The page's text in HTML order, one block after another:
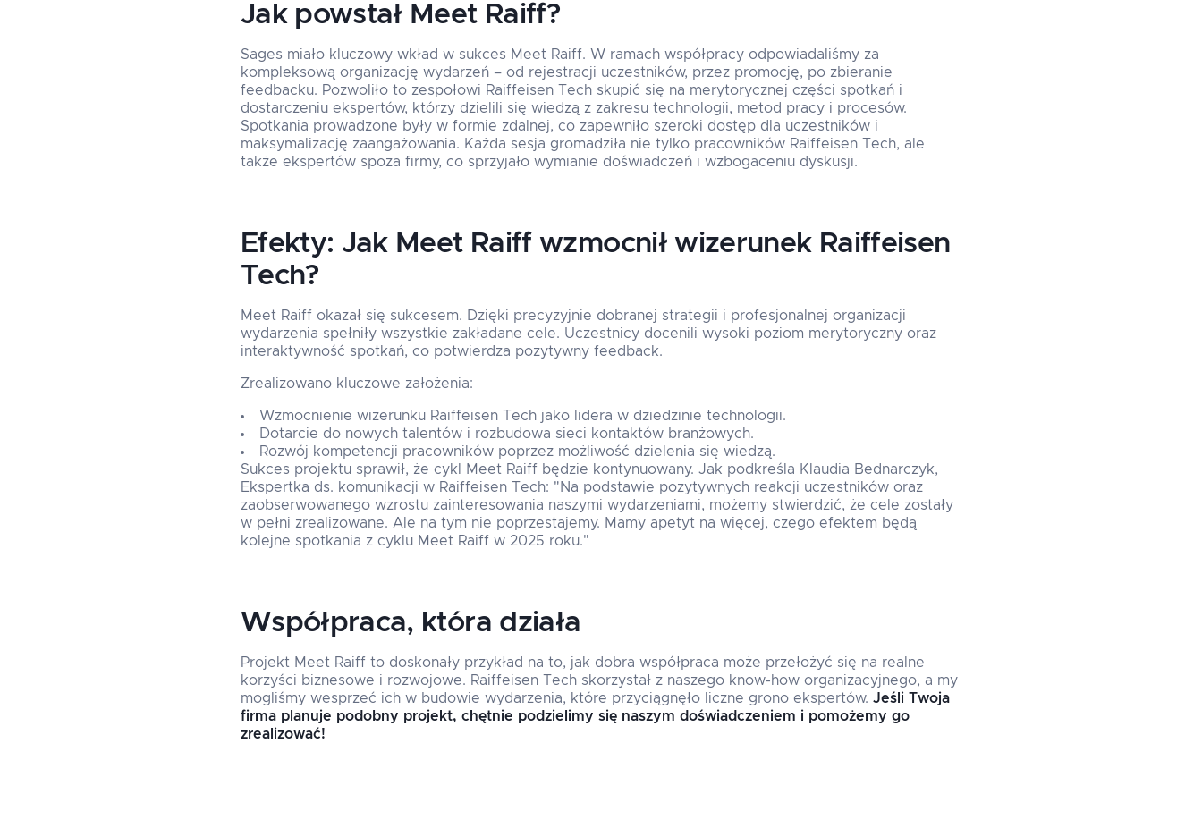
Jak powstał Meet Raiff?
Sages miało kluczowy wkład w sukces Meet Raiff. W ramach współpracy odpowiadaliśmy za
kompleksową organizację wydarzeń – od rejestracji uczestników, przez promocję, po zbieranie
feedbacku. Pozwoliło to zespołowi Raiffeisen Tech skupić się na merytorycznej części spotkań i
dostarczeniu ekspertów, którzy dzielili się wiedzą z zakresu technologii, metod pracy i procesów.
Spotkania prowadzone były w formie zdalnej, co zapewniło szeroki dostęp dla uczestników i
maksymalizację zaangażowania. Każda sesja gromadziła nie tylko pracowników Raiffeisen Tech, ale
także ekspertów spoza firmy, co sprzyjało wymianie doświadczeń i wzbogaceniu dyskusji.
Efekty: Jak Meet Raiff wzmocnił wizerunek Raiffeisen
Tech?
Meet Raiff okazał się sukcesem. Dzięki precyzyjnie dobranej strategii i profesjonalnej organizacji
wydarzenia spełniły wszystkie zakładane cele. Uczestnicy docenili wysoki poziom merytoryczny oraz
interaktywność spotkań, co potwierdza pozytywny feedback.
Zrealizowano kluczowe założenia:
Wzmocnienie wizerunku Raiffeisen Tech jako lidera w dziedzinie technologii.
Dotarcie do nowych talentów i rozbudowa sieci kontaktów branżowych.
Rozwój kompetencji pracowników poprzez możliwość dzielenia się wiedzą.
Sukces projektu sprawił, że cykl Meet Raiff będzie kontynuowany. Jak podkreśla Klaudia Bednarczyk,
Ekspertka ds. komunikacji w Raiffeisen Tech: "Na podstawie pozytywnych reakcji uczestników oraz
zaobserwowanego wzrostu zainteresowania naszymi wydarzeniami, możemy stwierdzić, że cele zostały
w pełni zrealizowane. Ale na tym nie poprzestajemy. Mamy apetyt na więcej, czego efektem będą
kolejne spotkania z cyklu Meet Raiff w 2025 roku."
Współpraca, która działa
Projekt Meet Raiff to doskonały przykład na to, jak dobra współpraca może przełożyć się na realne
korzyści biznesowe i rozwojowe. Raiffeisen Tech skorzystał z naszego know-how organizacyjnego, a my
mogliśmy wesprzeć ich w budowie wydarzenia, które przyciągnęło liczne grono ekspertów. Jeśli Twoja
firma planuje podobny projekt, chętnie podzielimy się naszym doświadczeniem i pomożemy go
zrealizować!